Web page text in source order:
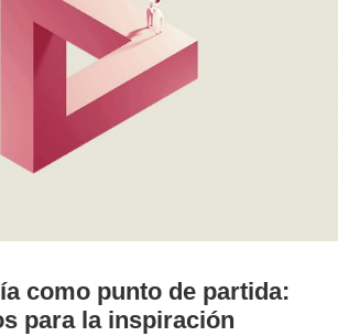
como punto de partida:
para la inspiración